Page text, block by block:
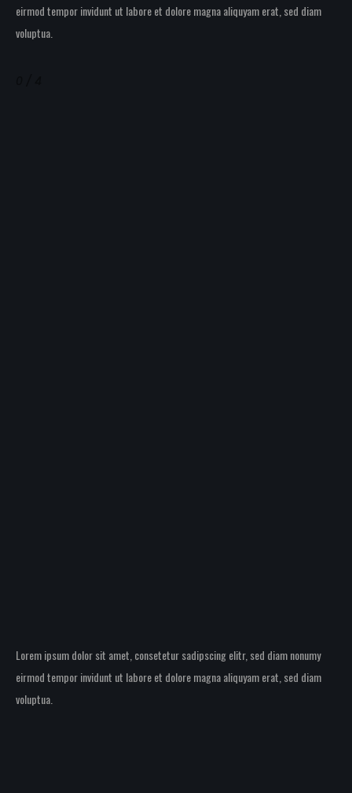
eirmod tempor invidunt ut labore et dolore magna aliquyam erat, sed diam
voluptua.
Lorem ipsum dolor sit amet, consetetur sadipscing elitr, sed diam nonumy
eirmod tempor invidunt ut labore et dolore magna aliquyam erat, sed diam
voluptua.